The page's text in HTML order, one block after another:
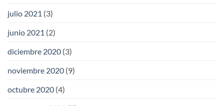
julio 2021 (3)
junio 2021 (2)
diciembre 2020 (3)
noviembre 2020 (9)
octubre 2020 (4)